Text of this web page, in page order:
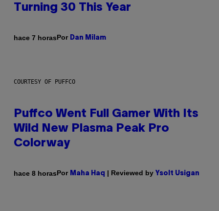
Turning 30 This Year
hace 7 horasPor Dan Milam
COURTESY OF PUFFCO
Puffco Went Full Gamer With Its
Wild New Plasma Peak Pro
Colorway
hace 8 horasPor Maha Haq | Reviewed by Ysolt Usigan